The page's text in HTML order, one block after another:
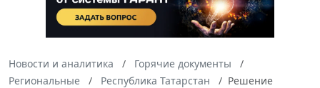
Новости и аналитика
Горячие документы
Региональные
Республика Татарстан
Решение